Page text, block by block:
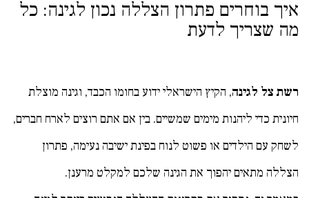
איך בוחרים פתרון הצללה נכון לגינה: כל
מה שצריך לדעת
רשת צל לגינה, הקיץ הישראלי ידוע בחומו הכבד, וגינה מוצלת
חיונית כדי ליהנות מימים שמשיים. בין אם אתם רוצים לארח חברים,
לשחק עם הילדים או פשוט לנוח בפינת ישיבה נעימה, פתרון
הצללה מתאים יהפוך את הגינה שלכם למקלט מרענן.